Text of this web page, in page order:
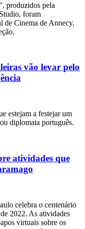
produzidos pela
foram
de Cinema de Annecy,
vão levar pelo
estejam a festejar um
diplomata português.
atividades que
celebra o centenário
2022. As atividades
virtuais sobre os